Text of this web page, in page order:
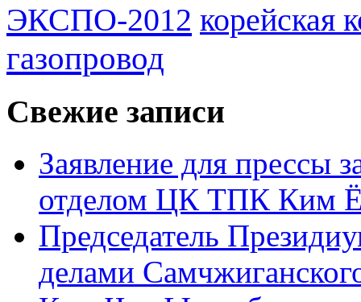
ЭКСПО-2012 корейская
газопровод
Свежие записи
Заявление для прессы
отделом ЦК ТПК Ким
Председатель
делами